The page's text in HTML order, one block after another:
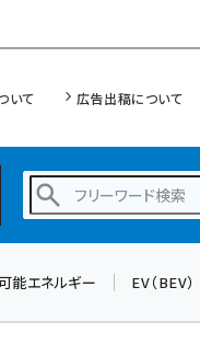
いて 広告出稿について
能エネルギー EV（BEV）